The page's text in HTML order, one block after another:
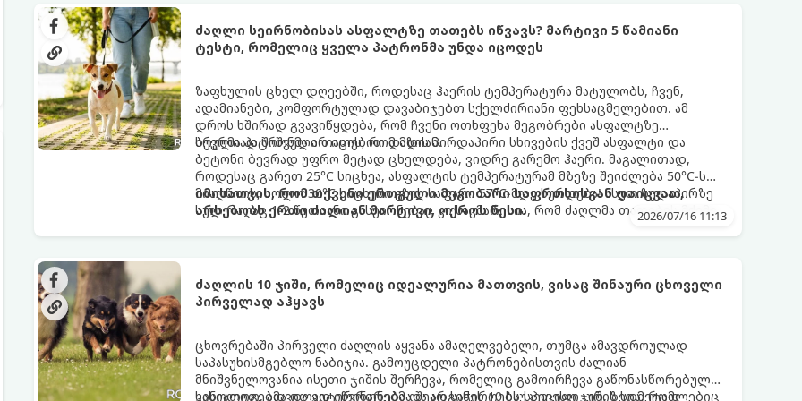
ძაღლი სეირნობისას ასფალტზე თათებს იწვავს? მარტივი 5 წამიანი
ტესტი, რომელიც ყველა პატრონმა უნდა იცოდეს
ზაფხულის ცხელ დღეებში, როდესაც ჰაერის ტემპერატურა მატულობს, ჩვენ,
ადამიანები, კომფორტულად დავაბიჯებთ სქელძირიანი ფეხსაცმელებით. ამ
დროს ხშირად გვავიწყდება, რომ ჩვენი ოთხფეხა მეგობრები ასფალტზე
სრულიად შიშველი თათებით დადიან.
ბევრმა პატრონმა არ იცის, რომ მზის პირდაპირი სხივების ქვეშ ასფალტი და
ბეტონი ბევრად უფრო მეტად ცხელდება, ვიდრე გარემო ჰაერი. მაგალითად,
როდესაც გარეთ 25°C სიცხეა, ასფალტის ტემპერატურამ მზეზე შეიძლება 50°C-ს
მიაღწიოს, ხოლო 30°C სიცხეში გზის საფარი 57°C-მდე ხურდება! ასეთ ზედაპირზე
სულ რაღაც 1-2 წუთიანი გასეირნებაც კი საკმარისია, რომ ძაღლმა თათების მძიმე,
იმისათვის, რომ თქვენი ერთგული მეგობარი საფრთხისგან დაიცვათ,
არსებობს ერთი ძალიან მარტივი, ოქროს წესი.
2026/07/16 11:13
ძაღლის 10 ჯიში, რომელიც იდეალურია მათთვის, ვისაც შინაური ცხოველი
პირველად აჰყავს
ცხოვრებაში პირველი ძაღლის აყვანა ამაღელვებელი, თუმცა ამავდროულად
საპასუხისმგებლო ნაბიჯია. გამოუცდელი პატრონებისთვის ძალიან
მნიშვნელოვანია ისეთი ჯიშის შერჩევა, რომელიც გამოირჩევა გაწონასწორებული
ხასიათით, ადვილად იწვრთნება და არ საჭიროებს სპეციფიკურ, ზედმეტად
კინოლოგებმა და ვეტერინარებმა შეადგინეს 10 საუკეთესო ჯიშის სია, რომლებიც